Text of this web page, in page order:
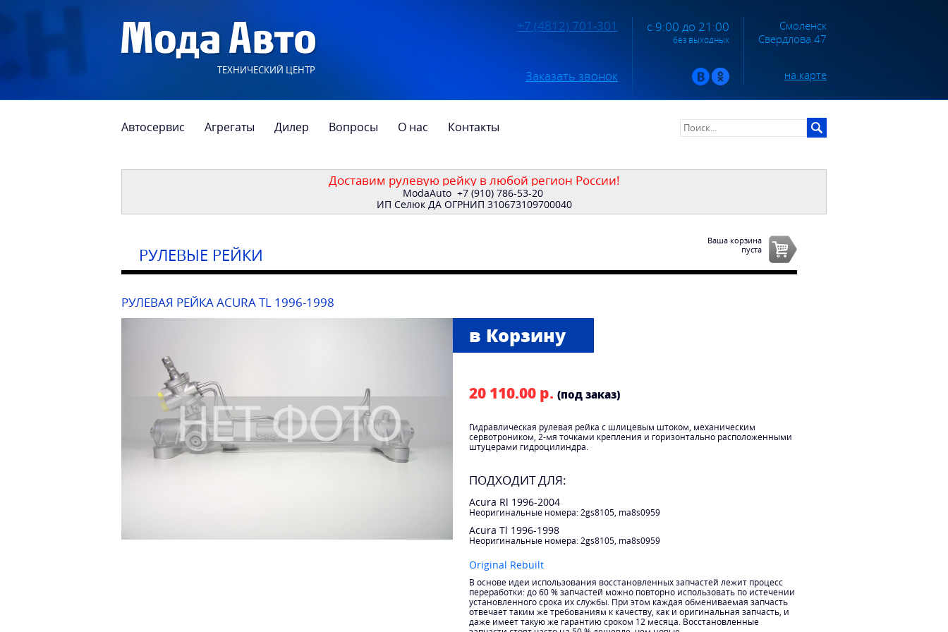
ТЕХНИЧЕСКИЙ ЦЕНТР
+7 (4812) 701-301
Заказать звонок
с 9:00 до 21:00
без выходных
Смоленск
Свердлова 47
на карте
Автосервис Агрегаты Дилер Вопросы О нас Контакты
Доставим рулевую рейку в любой регион России!
ModaAuto +7 (910) 786-53-20
ИП Селюк ДА ОГРНИП 310673109700040
РУЛЕВЫЕ РЕЙКИ
Ваша корзина
пуста
РУЛЕВАЯ РЕЙКА ACURA TL 1996-1998
20 110.00 р. (под заказ)
Гидравлическая рулевая рейка с шлицевым штоком, механическим
сервотроником, 2-мя точками крепления и горизонтально расположенными
штуцерами гидроцилиндра.
ПОДХОДИТ ДЛЯ:
Acura Rl 1996-2004
Неоригинальные номера: 2gs8105, ma8s0959
Acura Tl 1996-1998
Неоригинальные номера: 2gs8105, ma8s0959
Original Rebuilt
В основе идеи использования восстановленных запчастей лежит процесс
переработки: до 60 % запчастей можно повторно использовать по истечении
установленного срока их службы. При этом каждая обмениваемая запчасть
отвечает таким же требованиям к качеству, как и оригинальная запчасть, и
даже имеет такую же гарантию сроком 12 месяца. Восстановленные